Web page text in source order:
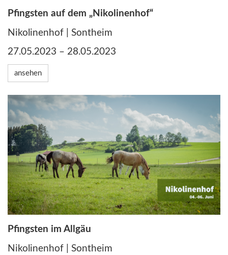
Pfingsten auf dem „Nikolinenhof“
Nikolinenhof | Sontheim
27.05.2023 – 28.05.2023
ansehen
Pfingsten im Allgäu
Nikolinenhof | Sontheim